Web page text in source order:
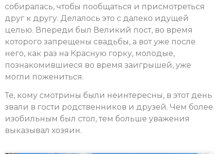
собиралась, чтобы пообщаться и присмотреться
друг к другу. Делалось это с далеко идущей
целью. Впереди был Великий пост, во время
которого запрещены свадьбы, а вот уже после
него, как раз на Красную горку, молодые,
познакомившиеся во время заигрышей, уже
могли пожениться.
Те, кому смотрины были неинтересны, в этот день
звали в гости родственников и друзей. Чем более
изобильным был стол, тем больше уважения
выказывал хозяин.